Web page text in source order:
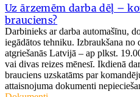
Uz ārzemēm darba dēļ –
brauciens?
Darbinieks ar darba automašīnu,
iegādātos tehniku. Izbraukšana no
atgriešanās Latvijā – ap plkst.
vai divas reizes mēnesī. Ikdienā
brauciens uzskatāms par
attaisnojuma dokumenti